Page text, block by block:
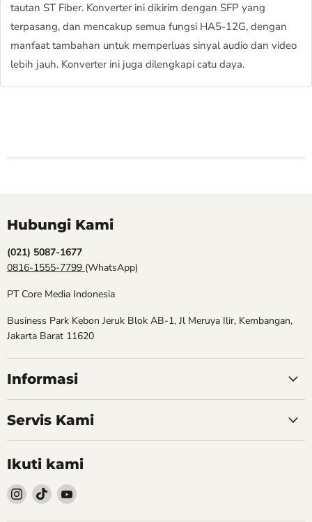
tautan ST Fiber. Konverter ini dikirim dengan SFP yang
terpasang, dan mencakup semua fungsi HA5-12G, dengan
manfaat tambahan untuk memperluas sinyal audio dan video
lebih jauh. Konverter ini juga dilengkapi catu daya.
Hubungi Kami
(021) 5087-1677
0816-1555-7799 (WhatsApp)
PT Core Media Indonesia
Business Park Kebon Jeruk Blok AB-1, Jl Meruya Ilir, Kembangan,
Jakarta Barat 11620
Informasi
Servis Kami
Ikuti kami
Follow
kami
Follow
kami
Follow